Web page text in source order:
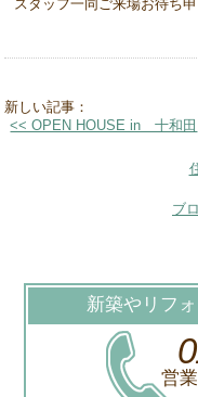
スタッフ一同ご来場お待ち申
新しい記事：
<< OPEN HOUSE in 十和田
ブ
新築やリフ
営